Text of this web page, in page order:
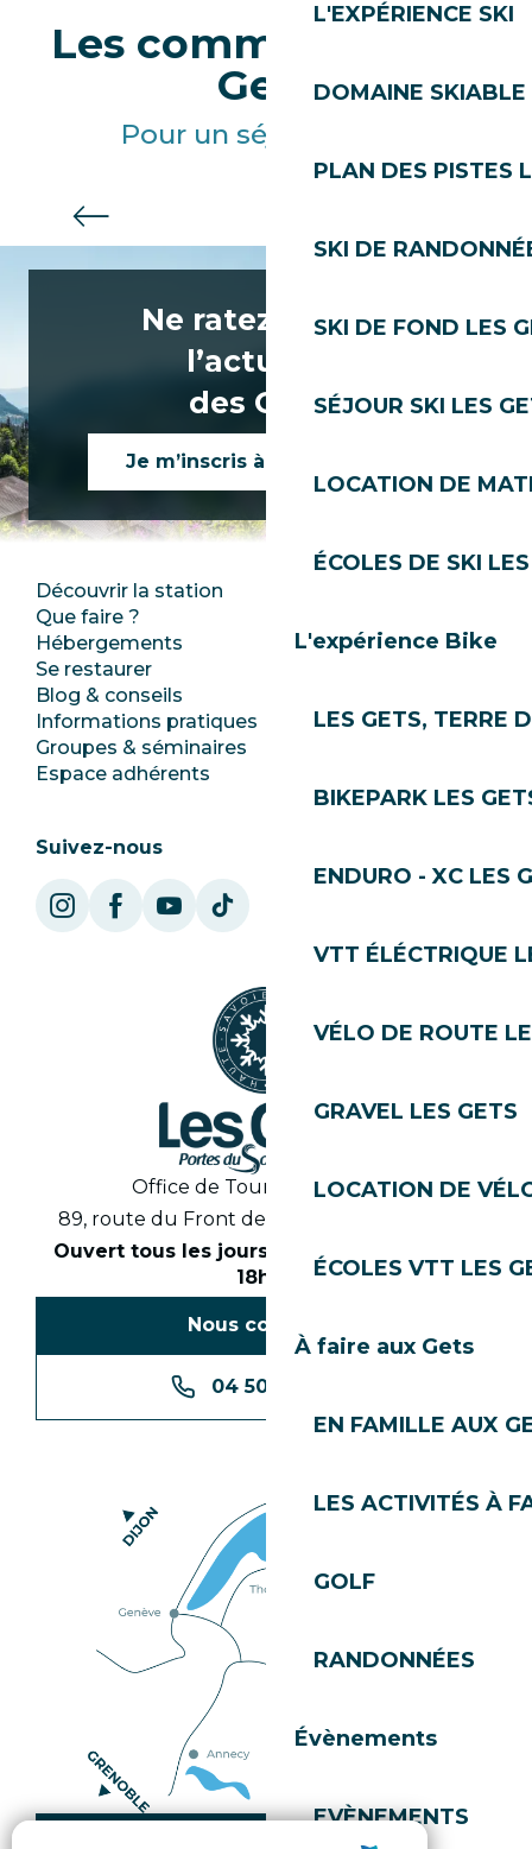
L'EXPÉRIENCE SKI
DOMAINE SKIABLE
PLAN DES PISTES
SKI DE
SKI DE FOND LES
SÉJOUR SKI LES
LOCATION DE
ÉCOLES DE SKI
L'expérience Bike
LES GETS, TERRE
BIKEPARK LES
ENDURO - XC LES
VTT ÉLÉCTRIQUE
VÉLO DE ROUTE
GRAVEL LES GETS
LOCATION DE
ÉCOLES VTT LES
À faire aux Gets
EN FAMILLE AUX
LES ACTIVITÉS À
GOLF
RANDONNÉES
Évènements
EVÈNEMENTS
Les commerces des
Gets
Pour un séjour réussi
Ne ratez rien de
l’actualité
des Gets !
Je m’inscris à la newsletter
Découvrir la station
Que faire ?
Hébergements
Se restaurer
Blog & conseils
Informations pratiques
Groupes & séminaires
Espace adhérents
Documentation
Mairie
Suivez-nous
Office de Tourisme des Gets
89, route du Front de Neige 74260 Les Gets
Ouvert tous les jours en saison de 8h30 à
18h30
Nous contacter
04 50 74 74 74